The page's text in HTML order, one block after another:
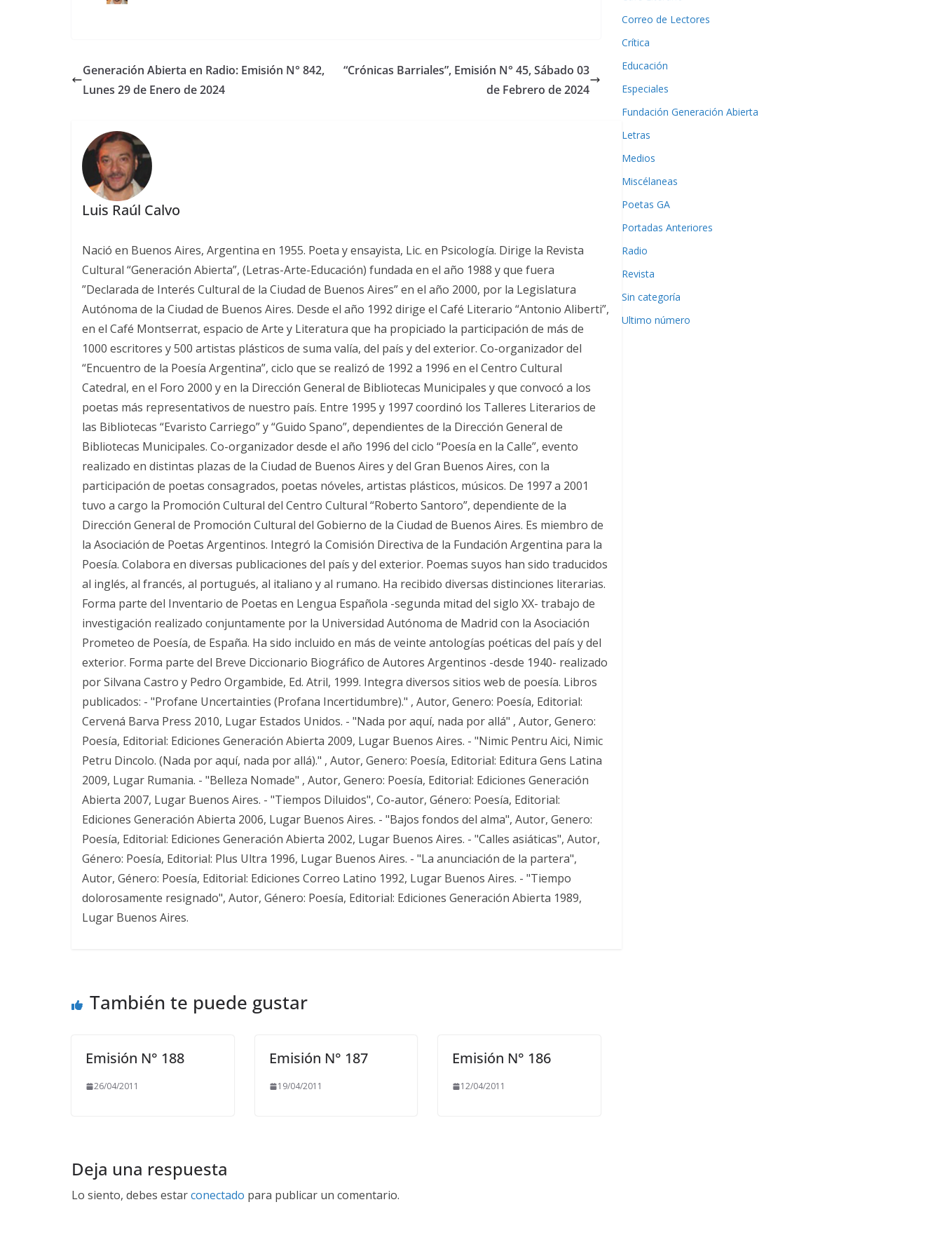
Generación Abierta en Radio: Emisión N° 842,
Lunes 29 de Enero de 2024
“Crónicas Barriales”, Emisión N° 45, Sábado 03
de Febrero de 2024
Luis Raúl Calvo
Nació en Buenos Aires, Argentina en 1955. Poeta y ensayista, Lic. en Psicología. Dirige la Revista
Cultural “Generación Abierta”, (Letras-Arte-Educación) fundada en el año 1988 y que fuera
”Declarada de Interés Cultural de la Ciudad de Buenos Aires” en el año 2000, por la Legislatura
Autónoma de la Ciudad de Buenos Aires. Desde el año 1992 dirige el Café Literario “Antonio Aliberti”,
en el Café Montserrat, espacio de Arte y Literatura que ha propiciado la participación de más de
1000 escritores y 500 artistas plásticos de suma valía, del país y del exterior. Co-organizador del
“Encuentro de la Poesía Argentina”, ciclo que se realizó de 1992 a 1996 en el Centro Cultural
Catedral, en el Foro 2000 y en la Dirección General de Bibliotecas Municipales y que convocó a los
poetas más representativos de nuestro país. Entre 1995 y 1997 coordinó los Talleres Literarios de
las Bibliotecas “Evaristo Carriego” y “Guido Spano”, dependientes de la Dirección General de
Bibliotecas Municipales. Co-organizador desde el año 1996 del ciclo “Poesía en la Calle”, evento
realizado en distintas plazas de la Ciudad de Buenos Aires y del Gran Buenos Aires, con la
participación de poetas consagrados, poetas nóveles, artistas plásticos, músicos. De 1997 a 2001
tuvo a cargo la Promoción Cultural del Centro Cultural “Roberto Santoro”, dependiente de la
Dirección General de Promoción Cultural del Gobierno de la Ciudad de Buenos Aires. Es miembro de
la Asociación de Poetas Argentinos. Integró la Comisión Directiva de la Fundación Argentina para la
Poesía. Colabora en diversas publicaciones del país y del exterior. Poemas suyos han sido traducidos
al inglés, al francés, al portugués, al italiano y al rumano. Ha recibido diversas distinciones literarias.
Forma parte del Inventario de Poetas en Lengua Española -segunda mitad del siglo XX- trabajo de
investigación realizado conjuntamente por la Universidad Autónoma de Madrid con la Asociación
Prometeo de Poesía, de España. Ha sido incluido en más de veinte antologías poéticas del país y del
exterior. Forma parte del Breve Diccionario Biográfico de Autores Argentinos -desde 1940- realizado
por Silvana Castro y Pedro Orgambide, Ed. Atril, 1999. Integra diversos sitios web de poesía. Libros
publicados: - "Profane Uncertainties (Profana Incertidumbre)." , Autor, Genero: Poesía, Editorial:
Cervená Barva Press 2010, Lugar Estados Unidos. - "Nada por aquí, nada por allá" , Autor, Genero:
Poesía, Editorial: Ediciones Generación Abierta 2009, Lugar Buenos Aires. - "Nimic Pentru Aici, Nimic
Petru Dincolo. (Nada por aquí, nada por allá)." , Autor, Genero: Poesía, Editorial: Editura Gens Latina
2009, Lugar Rumania. - "Belleza Nomade" , Autor, Genero: Poesía, Editorial: Ediciones Generación
Abierta 2007, Lugar Buenos Aires. - "Tiempos Diluidos", Co-autor, Género: Poesía, Editorial:
Ediciones Generación Abierta 2006, Lugar Buenos Aires. - "Bajos fondos del alma", Autor, Genero:
Poesía, Editorial: Ediciones Generación Abierta 2002, Lugar Buenos Aires. - "Calles asiáticas", Autor,
Género: Poesía, Editorial: Plus Ultra 1996, Lugar Buenos Aires. - "La anunciación de la partera",
Autor, Género: Poesía, Editorial: Ediciones Correo Latino 1992, Lugar Buenos Aires. - "Tiempo
dolorosamente resignado", Autor, Género: Poesía, Editorial: Ediciones Generación Abierta 1989,
Lugar Buenos Aires.
También te puede gustar
Emisión N° 188
26/04/2011
Emisión N° 187
19/04/2011
Emisión N° 186
12/04/2011
Deja una respuesta
Lo siento, debes estarconectado para publicar un comentario.
Correo de Lectores
Crítica
Educación
Especiales
Fundación Generación Abierta
Letras
Medios
Miscélaneas
Poetas GA
Portadas Anteriores
Radio
Revista
Sin categoría
Ultimo número